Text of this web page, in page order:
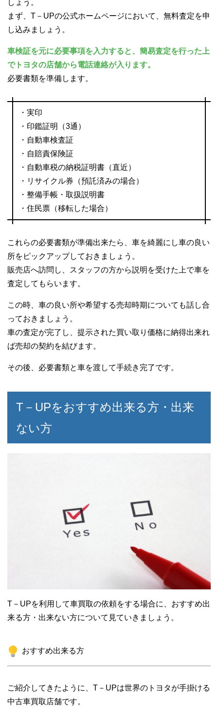
しょう。
まず、T－UPの公式ホームページにおいて、無料査定を申
し込みましょう。
車検証を元に必要事項を入力すると、簡易査定を行った上
でトヨタの店舗から電話連絡が入ります。
必要書類を準備します。
・実印
・印鑑証明（3通）
・自動車検査証
・自賠責保険証
・自動車税の納税証明書（直近）
・リサイクル券（預託済みの場合）
・整備手帳・取扱説明書
・住民票（移転した場合）
これらの必要書類が準備出来たら、車を綺麗にし車の良い
所をピックアップしておきましょう。
販売店へ訪問し、スタッフの方から説明を受けた上で車を
査定してもらいます。
この時、車の良い所や希望する売却時期についても話し合
っておきましょう。
車の査定が完了し、提示された買い取り価格に納得出来れ
ば売却の契約を結びます。
その後、必要書類と車を渡して手続き完了です。
T－UPをおすすめ出来る方・出来
ない方
T－UPを利用して車買取の依頼をする場合に、おすすめ出
来る方・出来ない方について見ていきましょう。
おすすめ出来る方
ご紹介してきたように、T－UPは世界のトヨタが手掛ける
中古車買取店舗です。